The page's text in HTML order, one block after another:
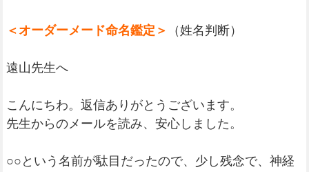
＜オーダーメード命名鑑定＞ （姓名判断）
遠山先生へ
こんにちわ。返信ありがとうございます。
先生からのメールを読み、安心しました。
○○という名前が駄目だったので、少し残念で、神経